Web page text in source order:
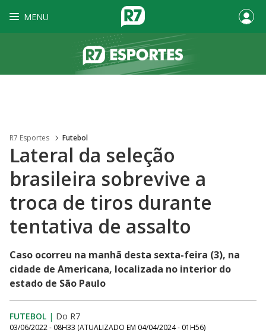
MENU
R7 Esportes Futebol
Lateral da seleção
brasileira sobrevive a
troca de tiros durante
tentativa de assalto
Caso ocorreu na manhã desta sexta-feira (3), na
cidade de Americana, localizada no interior do
estado de São Paulo
FUTEBOL | Do R7
03/06/2022 - 08H33 (ATUALIZADO EM 04/04/2024 - 01H56)